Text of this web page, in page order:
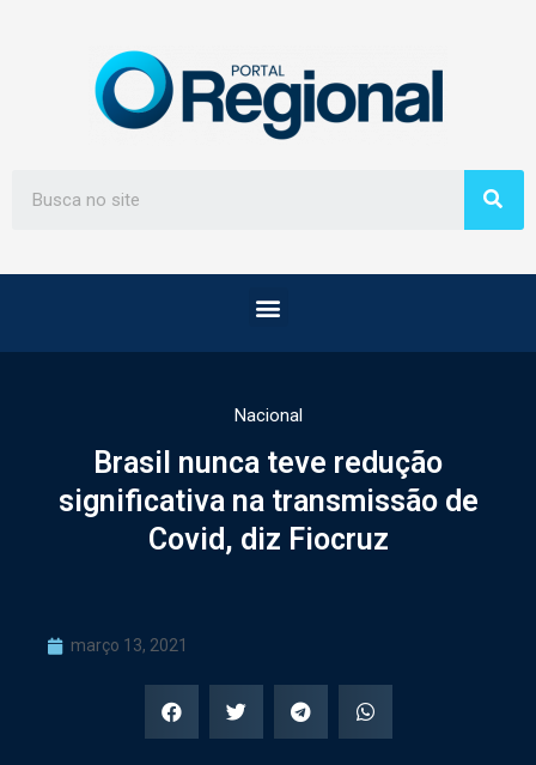
Nacional
Brasil nunca teve redução
significativa na transmissão de
Covid, diz Fiocruz
março 13, 2021